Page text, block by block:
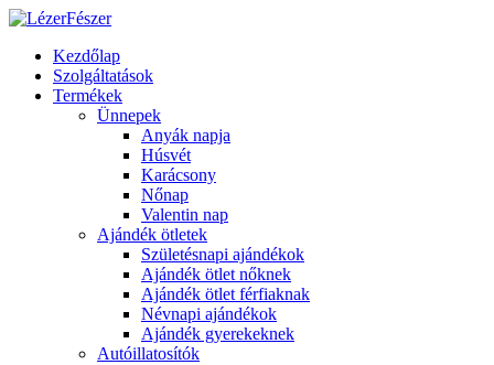
Kezdőlap
Szolgáltatások
Termékek
Ünnepek
Anyák napja
Húsvét
Karácsony
Nőnap
Valentin nap
Ajándék ötletek
Születésnapi ajándékok
Ajándék ötlet nőknek
Ajándék ötlet férfiaknak
Névnapi ajándékok
Ajándék gyerekeknek
Autóillatosítók